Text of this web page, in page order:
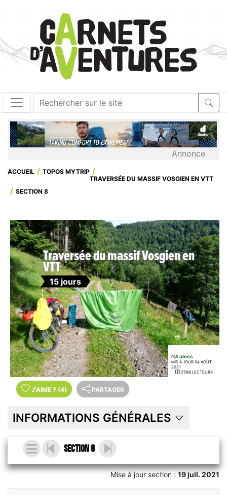
Annonce
ACCUEIL
TOPOS MYTRIP
TRAVERSÉE DU MASSIF VOSGIEN EN VTT
SECTION 8
Traversée du massif Vosgien en
VTT
15 jours
PAR aless
MIS À JOUR 04 AOÛT
2021
2586 LECTEURS
J'AIME ? (4) PARTAGER
INFORMATIONS GÉNÉRALES
Section 8
Mise à jour section :19 juil. 2021